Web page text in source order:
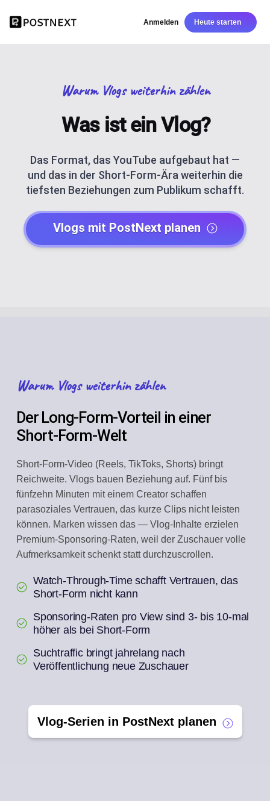
Anmelden Heute starten
Warum Vlogs weiterhin zählen
Was ist ein Vlog?
Das Format, das YouTube aufgebaut hat —
und das in der Short-Form-Ära weiterhin die
tiefsten Beziehungen zum Publikum schafft.
Vlogs mit PostNext planen
Warum Vlogs weiterhin zählen
Der Long-Form-Vorteil in einer
Short-Form-Welt
Short-Form-Video (Reels, TikToks, Shorts) bringt
Reichweite. Vlogs bauen Beziehung auf. Fünf bis
fünfzehn Minuten mit einem Creator schaffen
parasoziales Vertrauen, das kurze Clips nicht leisten
können. Marken wissen das — Vlog-Inhalte erzielen
Premium-Sponsoring-Raten, weil der Zuschauer volle
Aufmerksamkeit schenkt statt durchzuscrollen.
Watch-Through-Time schafft Vertrauen, das
Short-Form nicht kann
Sponsoring-Raten pro View sind 3- bis 10-mal
höher als bei Short-Form
Suchtraffic bringt jahrelang nach
Veröffentlichung neue Zuschauer
Vlog-Serien in PostNext planen